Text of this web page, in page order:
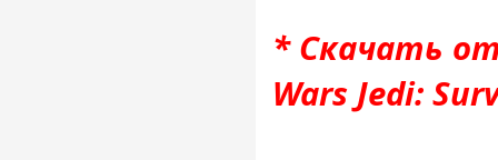
* Скачать
Wars Jedi: